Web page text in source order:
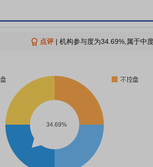
点评| 机构参与度为34.69%,属于中
34.69%